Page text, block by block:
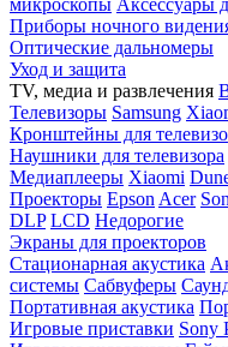
микроскопы Аксессуары
Приборы ночного
Оптические дальномеры
Уход и защита
TV, медиа и развлечения
Телевизоры Samsung
Кронштейны для
Наушники для телевизора
Медиаплееры Xiaomi
Проекторы Epson Acer
DLP LCD Недорогие
Экраны для проекторов
Стационарная акустика
системы Сабвуферы
Портативная акустика
Игровые приставки Sony